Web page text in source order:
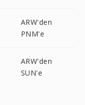
ARW'den
PNM'e
ARW'den
SUN'e